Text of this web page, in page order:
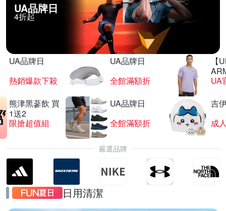
UA品牌日
4折起
UA品牌日
熱銷爆款下殺
UA品牌日
全館滿額折
【
UA
熊津黑蔘飲 買
1送2
限搶超值組
UA品牌日
全館滿額折
吉
嚴選品牌
日用清潔